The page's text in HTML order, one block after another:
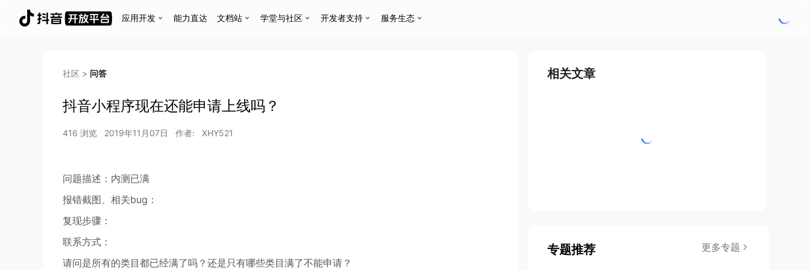
应用开发 能力直达 文档站 学堂与社区 开发者支持 服务生态
社区 > 问答
抖音小程序现在还能申请上线吗？
416 浏览 2019年11月07日 作者: XHY521
问题描述：内测已满
报错截图、相关bug：
复现步骤：
联系方式：
请问是所有的类目都已经满了吗？还是只有哪些类目满了不能申请？
相关文章
专题推荐 更多专题